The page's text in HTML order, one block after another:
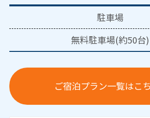
駐車場
無料駐車場(約50台)
ご宿泊プラン一覧はこ